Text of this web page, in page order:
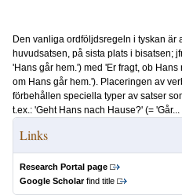
Den vanliga ordföljdsregeln i tyskan är
huvudsatsen, på sista plats i bisatsen;
'Hans går hem.') med 'Er fragt, ob
om Hans går hem.'). Placeringen av
förbehållen speciella typer av satser
t.ex.: 'Geht Hans nach Hause?' (= 'Går...
Links
Research Portal page
Google Scholarfind title